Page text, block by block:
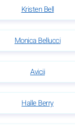
Kristen Bell
Monica Bellucci
Avicii
Halle Berry